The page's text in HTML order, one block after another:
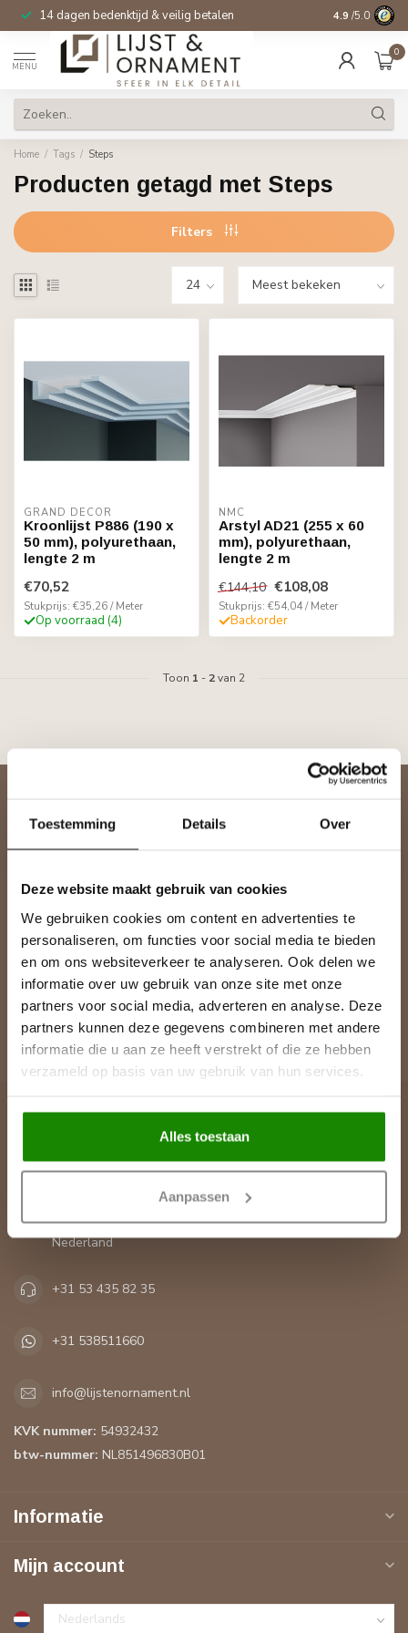
Toestemming Details Over
Deze website maakt gebruik van cookies
We gebruiken cookies om content en advertenties te
personaliseren, om functies voor social media te bieden
en om ons websiteverkeer te analyseren. Ook delen we
informatie over uw gebruik van onze site met onze
partners voor social media, adverteren en analyse. Deze
partners kunnen deze gegevens combineren met andere
informatie die u aan ze heeft verstrekt of die ze hebben
verzameld op basis van uw gebruik van hun services.
Alles toestaan
Aanpassen
14 dagen bedenktijd & veilig betalen 4.9 /5.0
MENU
0
Home / Tags / Steps
Producten getagd met Steps
Filters
GRAND DECOR
Kroonlijst P886 (190 x
50 mm), polyurethaan,
lengte 2 m
€70,52
Stukprijs: €35,26 / Meter
Op voorraad (4)
NMC
Arstyl AD21 (255 x 60
mm), polyurethaan,
lengte 2 m
€144,10 €108,08
Stukprijs: €54,04 / Meter
Backorder
Toon 1 - 2van 2
Meer informatie
Heeft u een vraag over een product of uw bestelling? Op onze
klantenservicepagina vindt u onze contactgegevens, antwoorden
op veelgestelde vragen en alle mogelijkheden om contact met
ons op te nemen.
Klantenservice
Blijf op de hoogte over onze laatste acties
Lijst & Ornament
Contactgegevens
7483 PH Haaksbergen
Nederland
+31 53 435 82 35
+31 538511660
info@lijstenornament.nl
KVK nummer: 54932432
btw-nummer: NL851496830B01
Informatie
Mijn account